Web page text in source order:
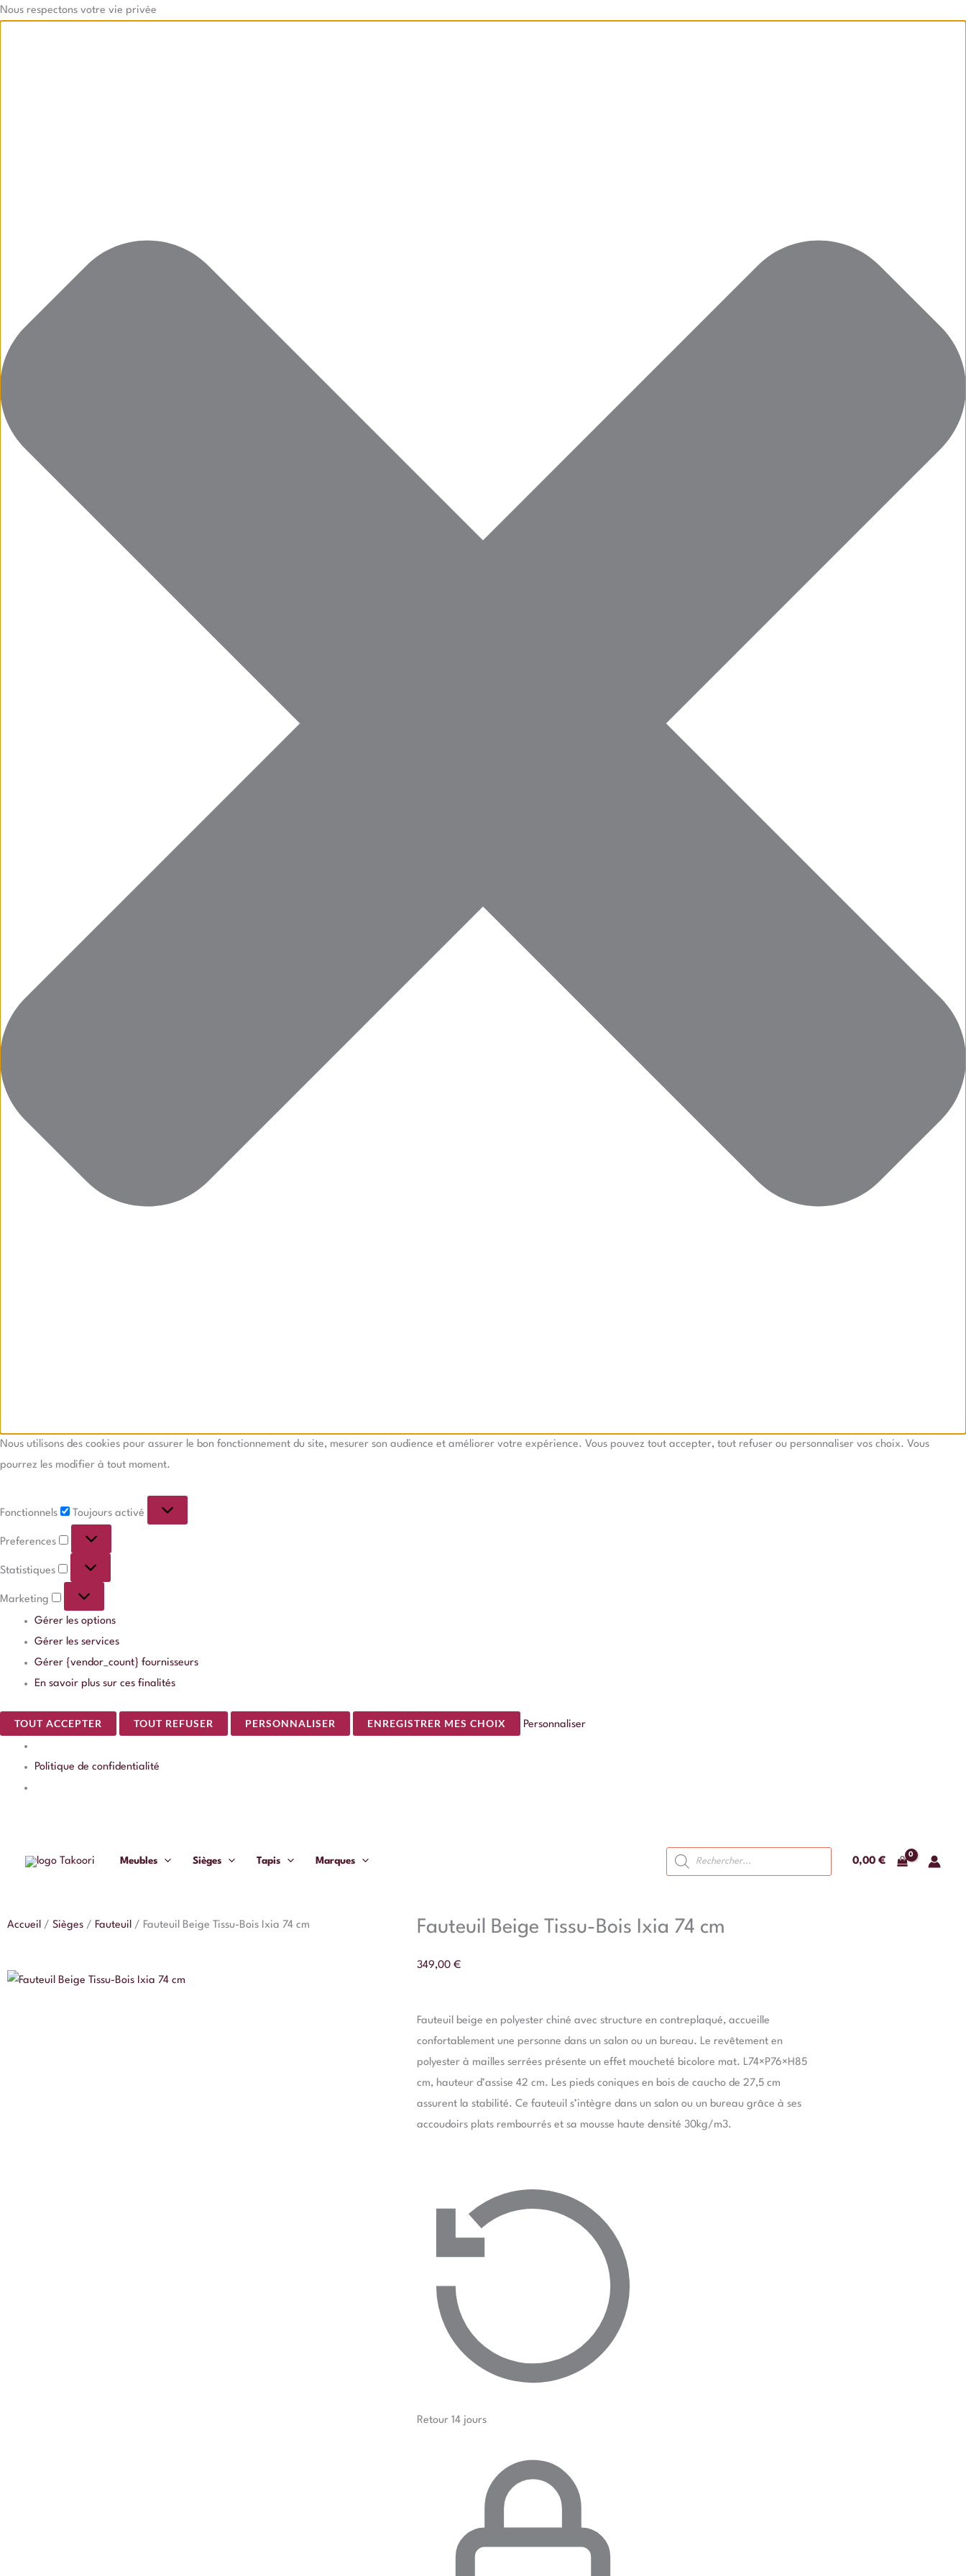
Nous respectons votre vie privée
Nous utilisons des cookies pour assurer le bon fonctionnement du site, mesurer son audience et améliorer votre expérience. Vous pouvez tout accepter, tout refuser ou personnaliser vos choix. Vous
pourrez les modifier à tout moment.
Fonctionnels
Fonctionnels
Toujours activé
Preferences
Preferences
Statistiques
Statistiques
Marketing
Marketing
Gérer les options
Gérer les services
Gérer {vendor_count} fournisseurs
En savoir plus sur ces finalités
TOUT ACCEPTER TOUT REFUSER PERSONNALISER ENREGISTRER MES CHOIX Personnaliser
Politique de confidentialité
Aller
Meubles Sièges Tapis Marques
Recherche
de
produits
0,00 €
Accueil / Sièges / Fauteuil / Fauteuil Beige Tissu-Bois Ixia 74 cm Fauteuil Beige Tissu-Bois Ixia 74 cm
349,00 €
Fauteuil beige en polyester chiné avec structure en contreplaqué, accueille
confortablement une personne dans un salon ou un bureau. Le revêtement en
polyester à mailles serrées présente un effet moucheté bicolore mat. L74×P76×H85
cm, hauteur d’assise 42 cm. Les pieds coniques en bois de caucho de 27,5 cm
assurent la stabilité. Ce fauteuil s’intègre dans un salon ou un bureau grâce à ses
accoudoirs plats rembourrés et sa mousse haute densité 30kg/m3.
Retour 14 jours